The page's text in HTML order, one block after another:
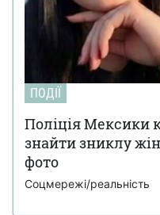
ПОДІЇ
Поліція Мексики
знайти зниклу
фото
Соцмережі/реальність